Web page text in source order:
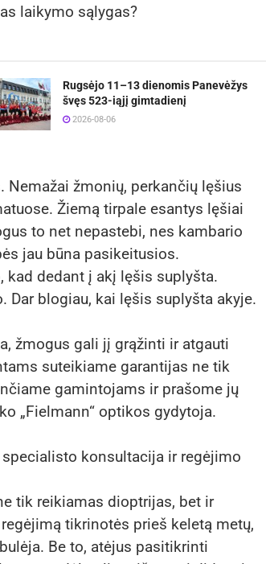
laikymo sąlygas?
Rugsėjo 11–13 dienomis Panevėžys
švęs 523-iąjį gimtadienį
2026-08-06
Nemažai žmonių, perkančių lęšius
Žiemą tirpale esantys lęšiai
to net nepastebi, nes kambario
jau būna pasikeitusios.
kad dedant į akį lęšis suplyšta.
Dar blogiau, kai lęšis suplyšta akyje.
žmogus gali jį grąžinti ir atgauti
suteikiame garantijas ne tik
gamintojams ir prašome jų
„Fielmann“ optikos gydytoja.
konsultacija ir regėjimo
tik reikiamas dioptrijas, bet ir
tikrinotės prieš keletą metų,
Be to, atėjus pasitikrinti